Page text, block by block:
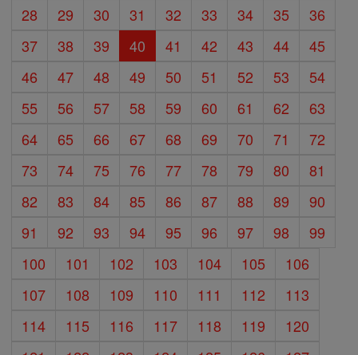
28
29 30 31 32 33 34 35
36
37
38 39 40 41 42 43 44
45
46
47 48 49 50 51 52 53
54
55
56 57 58 59 60 61 62
63
64
65 66 67 68 69 70 71
72
73
74 75 76 77 78 79 80
81
82
83 84 85 86 87 88 89
90
91
92 93 94 95 96 97 98
99
100
101 102 103 104 105
106
107
108 109 110 111 112
113
114
115 116 117 118 119
120